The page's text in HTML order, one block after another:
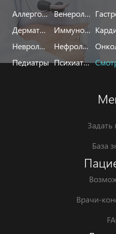
Аллергологи Венерологи
Дерматологи
Иммунологи
Неврологи
Нефрологи
Педиатры
Психиатры
Задать
База
Врачи-